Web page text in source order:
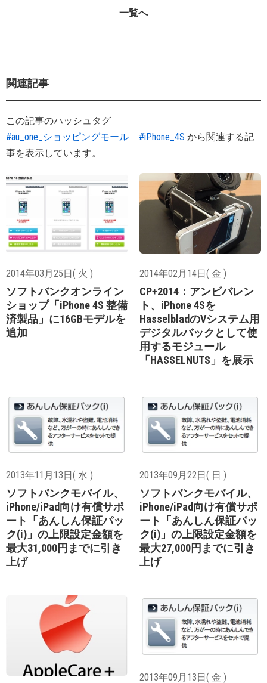
一覧へ
関連記事
この記事のハッシュタグ
#au_one_ショッピングモール
#iPhone_4S から関連する記
事を表示しています。
2014年03月25日( 火 )
ソフトバンクオンライン
ショップ「iPhone 4S 整備
済製品」に16GBモデルを
追加
2014年02月14日( 金 )
CP+2014：アンビバレン
ト、iPhone 4Sを
HasselbladのVシステム用
デジタルバックとして使
用するモジュール
「HASSELNUTS」を展示
2013年11月13日( 水 )
ソフトバンクモバイル、
iPhone/iPad向け有償サポ
ート「あんしん保証パッ
ク(i)」の上限設定金額を
最大31,000円までに引き
上げ
2013年09月22日( 日 )
ソフトバンクモバイル、
iPhone/iPad向け有償サポ
ート「あんしん保証パッ
ク(i)」の上限設定金額を
最大27,000円までに引き
上げ
2013年09月13日( 金 )